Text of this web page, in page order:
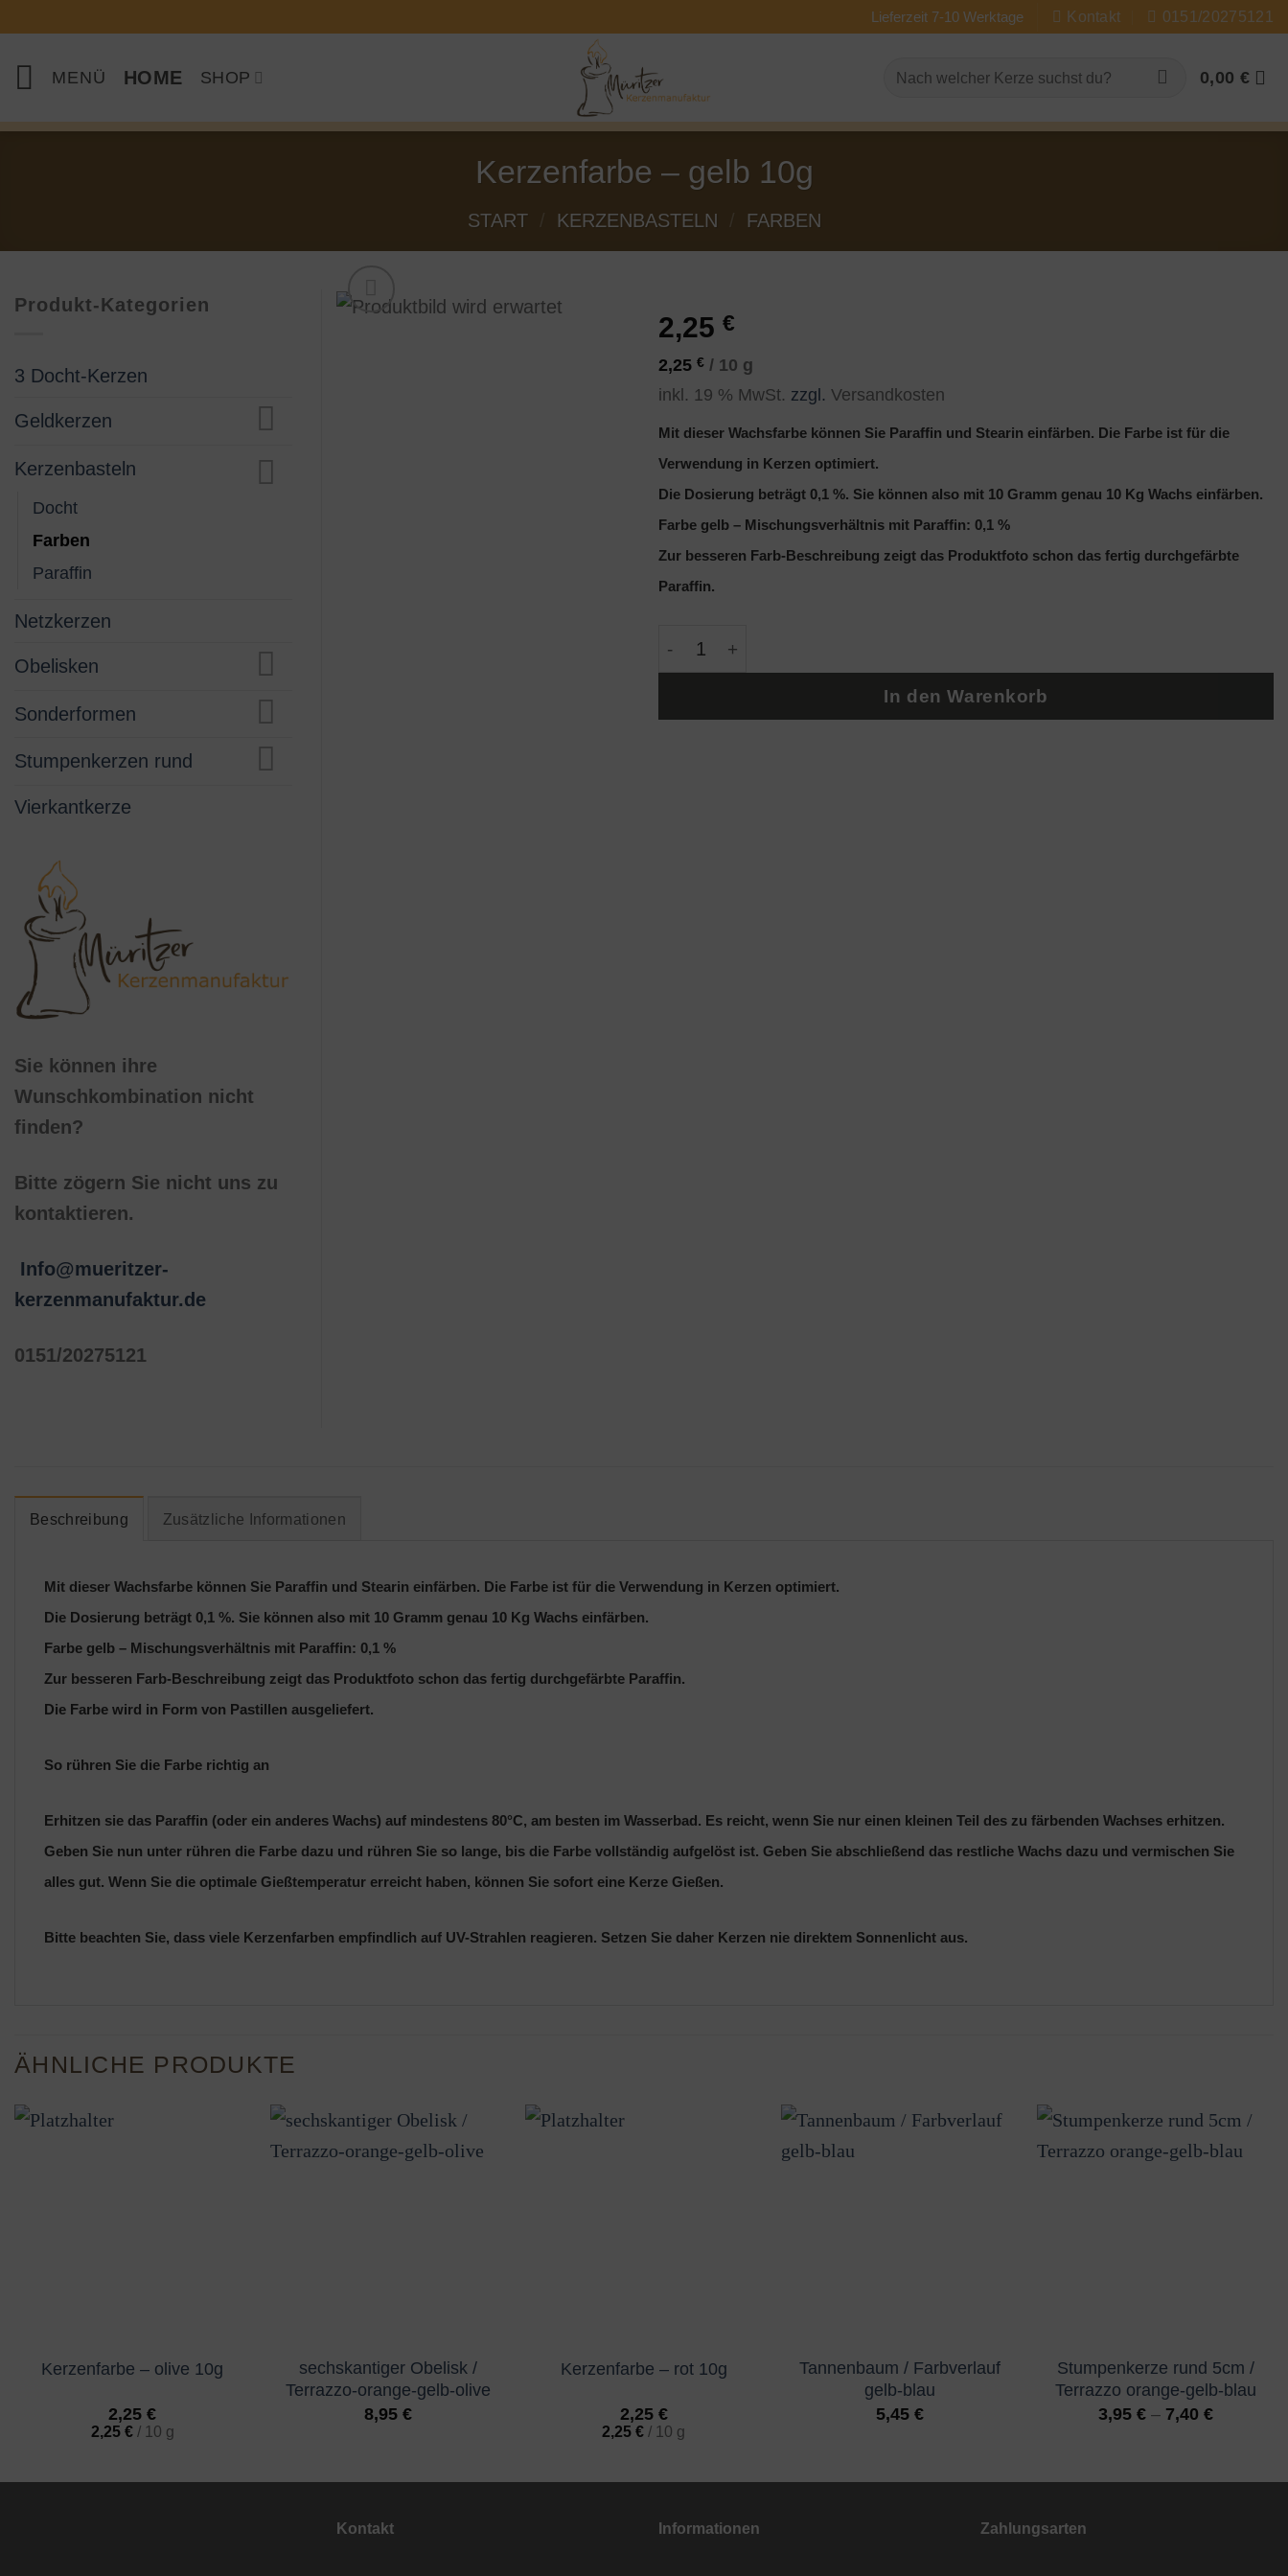
springen
Lieferzeit 7-10 Werktage Kontakt 0151/20275121
MENÜ HOME SHOP 0,00 €
Kerzenfarbe – gelb 10g
START KERZENBASTELN FARBEN
2,25 €
2,25 € / 10 g
inkl. 19 % MwSt. zzgl. Versandkosten
Mit dieser Wachsfarbe können Sie Paraffin und Stearin einfärben. Die Farbe ist für die
Verwendung in Kerzen optimiert.
Die Dosierung beträgt 0,1 %. Sie können also mit 10 Gramm genau 10 Kg Wachs einfärben.
Farbe gelb – Mischungsverhältnis mit Paraffin: 0,1 %
Zur besseren Farb-Beschreibung zeigt das Produktfoto schon das fertig durchgefärbte
Paraffin.
Kerzenfarbe - gelb 10g Menge
In den Warenkorb
Produkt-Kategorien
3 Docht-Kerzen
Geldkerzen
Kerzenbasteln
Docht
Farben
Paraffin
Netzkerzen
Obelisken
Sonderformen
Stumpenkerzen rund
Vierkantkerze
Sie können ihre
Wunschkombination nicht
finden?
Bitte zögern Sie nicht uns zu
kontaktieren.
Info@mueritzer-
kerzenmanufaktur.de
0151/20275121
Beschreibung Zusätzliche Informationen
Mit dieser Wachsfarbe können Sie Paraffin und Stearin einfärben. Die Farbe ist für die Verwendung in Kerzen optimiert.
Die Dosierung beträgt 0,1 %. Sie können also mit 10 Gramm genau 10 Kg Wachs einfärben.
Farbe gelb – Mischungsverhältnis mit Paraffin: 0,1 %
Zur besseren Farb-Beschreibung zeigt das Produktfoto schon das fertig durchgefärbte Paraffin.
Die Farbe wird in Form von Pastillen ausgeliefert.
So rühren Sie die Farbe richtig an
Erhitzen sie das Paraffin (oder ein anderes Wachs) auf mindestens 80°C, am besten im Wasserbad. Es reicht, wenn Sie nur einen kleinen Teil des zu färbenden Wachses erhitzen.
Geben Sie nun unter rühren die Farbe dazu und rühren Sie so lange, bis die Farbe vollständig aufgelöst ist. Geben Sie abschließend das restliche Wachs dazu und vermischen Sie
alles gut. Wenn Sie die optimale Gießtemperatur erreicht haben, können Sie sofort eine Kerze Gießen.
Bitte beachten Sie, dass viele Kerzenfarben empfindlich auf UV-Strahlen reagieren. Setzen Sie daher Kerzen nie direktem Sonnenlicht aus.
ÄHNLICHE PRODUKTE
Kerzenfarbe – olive 10g
2,25€
2,25 €/ 10 g
sechskantiger Obelisk /
Terrazzo-orange-gelb-olive
8,95€
Kerzenfarbe – rot 10g
2,25 €
2,25€ / 10 g
Tannenbaum / Farbverlauf
gelb-blau
5,45 €
Stumpenkerze rund 5cm /
Terrazzo orange-gelb-blau
3,95 €– 7,40 €
Kontakt Informationen Zahlungsarten